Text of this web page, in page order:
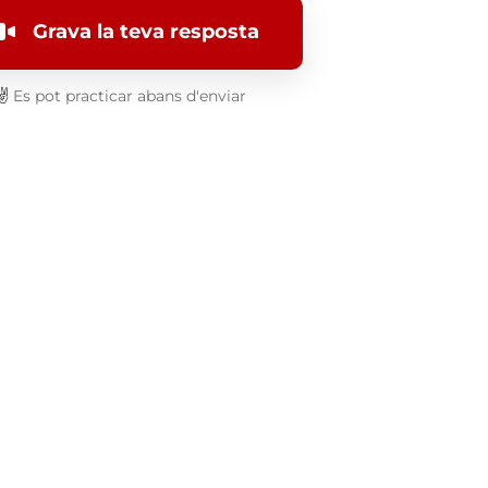
Grava la teva resposta
Es pot practicar abans d'enviar